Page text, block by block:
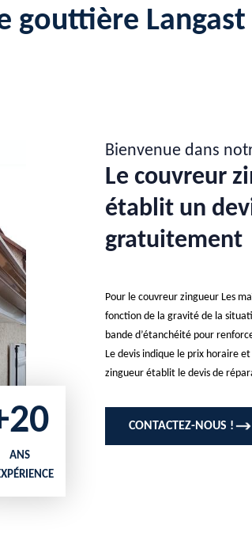
gouttière Langast
ANS
Bienvenue dans
Le couvreur
établit un
gratuitement
Pour le couvreur zingueur Les
fonction de la gravité de la
bande d’étanchéité pour
Le devis indique le prix horaire
zingueur établit le devis de
CONTACTEZ-NOUS !